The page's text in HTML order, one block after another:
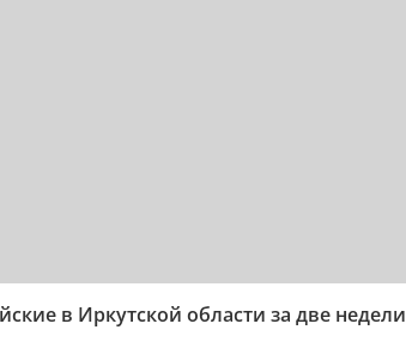
в Иркутской области за две недели